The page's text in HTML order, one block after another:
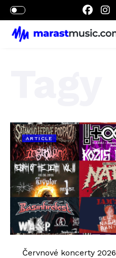
ARTICLE
Červnové koncerty 2026